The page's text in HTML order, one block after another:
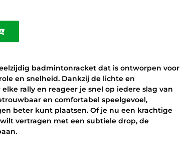
badmintonracket dat is ontworpen voor
en snelheid. Dankzij de lichte en
rally en reageer je snel op iedere slag van
en comfortabel speelgevoel,
beter kunt plaatsen. Of je nu een krachtige
vertragen met een subtiele drop, de